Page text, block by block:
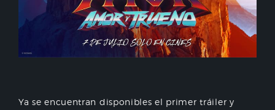
Ya se encuentran disponibles el primer tráiler y